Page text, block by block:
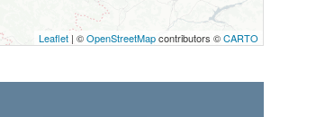
Leaflet | ©OpenStreetMapcontributors ©CARTO